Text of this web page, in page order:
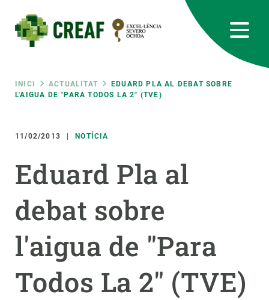
contingut
Fil
d'ariadna
INICI ACTUALITAT
EDUARD PLA AL DEBAT SOBRE
L'AIGUA DE "PARA TODOS LA 2" (TVE)
11/02/2013 NOTÍCIA
Eduard Pla al
debat sobre
l'aigua de "Para
Todos La 2" (TVE)
RRSS
responsive
Responsive
menu
SOBRE NOSALTRES
RECERCA
CIÈNCIA EN ACCIÓ